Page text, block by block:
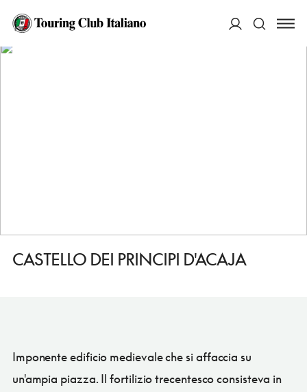
HOME
CASTELLO DEI PRINCIPI D'ACAJA
CASTELLO DEI PRINCIPI D'ACAJA
Imponente edificio medievale che si affaccia su
un'ampia piazza. Il fortilizio trecentesco consisteva in